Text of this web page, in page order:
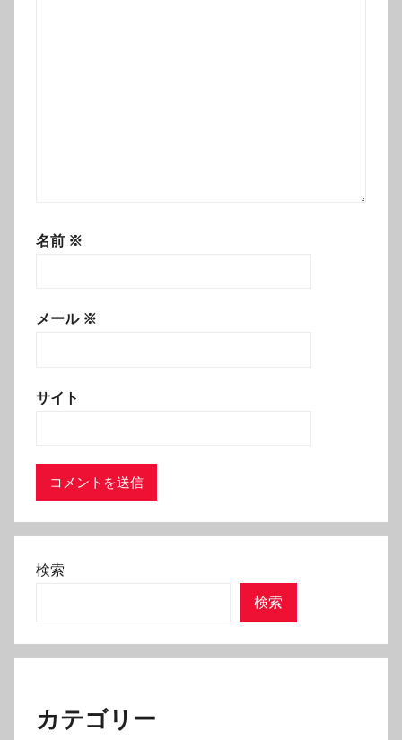
名前 ※
メール ※
サイト
検索
検索
カテゴリー